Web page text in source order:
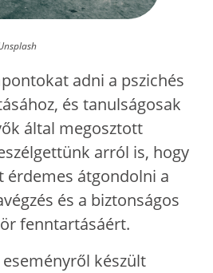
adni a pszichés
és tanulságosak
által megosztott
arról is, hogy
érdemes átgondolni a
és a biztonságos
fenntartásáért.
készült